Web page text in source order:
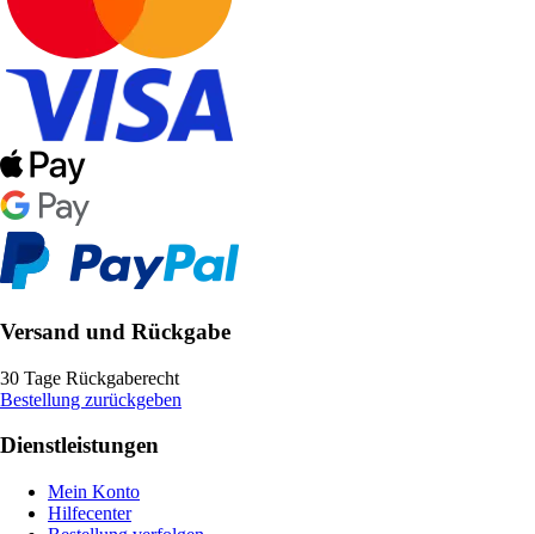
Versand und Rückgabe
30 Tage Rückgaberecht
Bestellung zurückgeben
Dienstleistungen
Mein Konto
Hilfecenter